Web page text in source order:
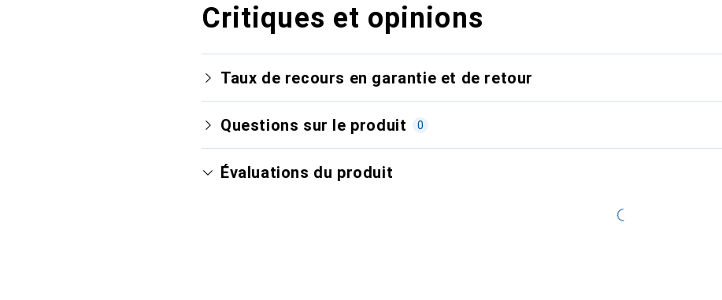
Critiques et opinions
Taux de recours en garantie et de retour
Questions sur le produit 0
Évaluations du produit